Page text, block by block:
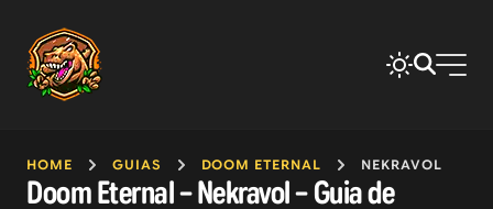
HOME GUIAS DOOM ETERNAL NEKRAVOL
Doom Eternal – Nekravol – Guia de